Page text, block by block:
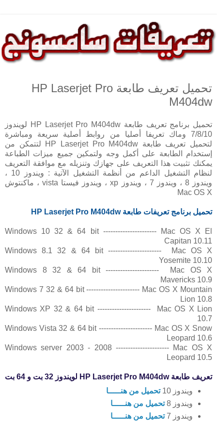
تحميل تعريف طابعة HP Laserjet Pro
M404dw
تحميل برنامج تعريف طابعة HP Laserjet Pro M404dw لويندوز
7/8/10 وماك تعريفا أصليا من روابط أصلية سريعة ومباشرة
لتحميل تعريف طابعة HP Laserjet Pro M404dw لتتمكن من
إستخدام الطابعة على أكمل وجه ولتمكين جميع ميزات الطباعة
يمكنك تثبيت هذا التعريف على جهازك وتنزيله مع موافقة التعريف
لنظام التشغيل الداعم من أنظمة التشغيل الآتية : ويندوز 10 ،
ويندوز 8 ، ويندوز 7 ، ويندوز xp ، ويندوز فيستا vista ، ماكنتوش
Mac OS X
تحميل برنامج تعريفات طابعة HPLaserjet Pro M404dw
Windows 10 32 & 64 bit ---------------------- Mac OS X El
Capitan 10.11
Windows 8.1 32 & 64 bit ---------------------- Mac OS X
Yosemite 10.10
Windows 8 32 & 64 bit ---------------------- Mac OS X
Mavericks 10.9
Windows 7 32 & 64 bit ---------------------- Mac OS X Mountain
Lion 10.8
Windows XP 32 & 64 bit ---------------------- Mac OS X Lion
10.7
Windows Vista 32 & 64 bit ---------------------- Mac OS X Snow
Leopard 10.6
Windows server 2003 - 2008 ---------------------- Mac OS X
Leopard 10.5
تعريف طابعة HP Laserjet Pro M404dw لويندوز 32 بت و 64 بت
ويندوز 10
تحميل من هنـــــا
ويندوز 8
تحميل من هنـــــا
ويندوز 7
تحميل من هنـــــا